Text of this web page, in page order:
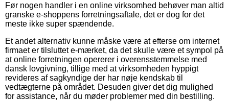
Før nogen handler i en online virksomhed behøver man altid
granske e-shoppens forretningsaftale, det er dog for det
meste ikke super spændende.
Et andet alternativ kunne måske være at efterse om internet
firmaet er tilsluttet e-mærket, da det skulle være et sympol på
at online forretningen opererer i overensstemmelse med
dansk lovgivning, tillige med at virksomheden hyppigt
revideres af sagkyndige der har nøje kendskab til
vedtægterne på området. Desuden giver det dig mulighed
for assistance, når du møder problemer med din bestilling.